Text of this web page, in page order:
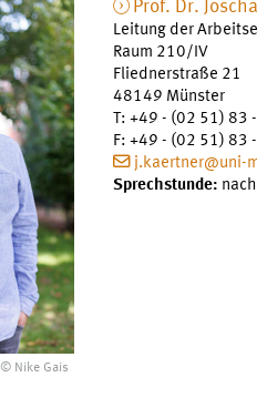
© Nike Gais
Prof. Dr. Joscha
Leitung der
Raum 210/IV
Fliednerstraße 21
48149 Münster
T: +49 - (02 51) 83
F: +49 - (02 51) 83
j.kaertner@uni-
Sprechstunde: